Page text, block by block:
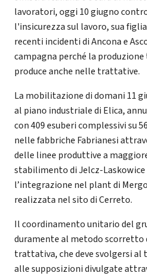
lavoratori, oggi 10 giugno
l'insicurezza sul lavoro, sua
recenti incidenti di Ancona e
campagna perché la
produce anche nelle trattative.
La mobilitazione di domani 11
al piano industriale di Elica,
con 409 esuberi complessivi su
nelle fabbriche Fabrianesi
delle linee produttive a
stabilimento di Jelcz-Laskowice
l’integrazione nel plant di
realizzata nel sito di Cerreto.
Il coordinamento unitario del
duramente al metodo scorretto
trattativa, che deve svolgersi al
alle supposizioni divulgate